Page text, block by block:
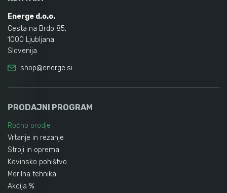
Energe d.o.o.
Cesta na Brdo 85,
1000 Ljubljana
Slovenija
shop@energe.si
PRODAJNI PROGRAM
Ročno orodje
Vrtanje in rezanje
Stroji in oprema
Kovinsko pohištvo
Merilna tehnika
Akcija %